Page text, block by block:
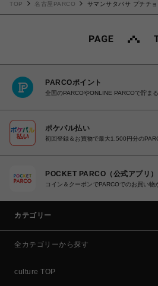
TOP 名古屋PARCO サマンサタバサ プチチョ
PARCOポイント
全国のPARCOやONLINE PARCOで貯ま
ポケパル払い
初回登録＆お買物で最大1,500円分の
POCKET PARCO（公式アプリ）
コイン＆クーポンでPARCOでのお買い物
カテゴリー
全カテゴリーから探す
culture TOP